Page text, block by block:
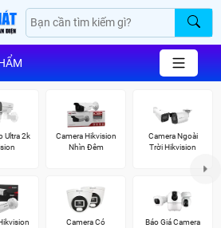
Ultra 2k
Camera Hikvision
Nhìn Đêm
Camera Ngoài
Trời Hikvision
Camera Có
Báo Giá Camera